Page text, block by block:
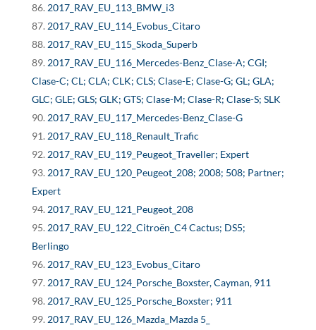
2017_RAV_EU_113_BMW_i3
2017_RAV_EU_114_Evobus_Citaro
2017_RAV_EU_115_Skoda_Superb
2017_RAV_EU_116_Mercedes-Benz_Clase-A; CGI;
Clase-C; CL; CLA; CLK; CLS; Clase-E; Clase-G; GL; GLA;
GLC; GLE; GLS; GLK; GTS; Clase-M; Clase-R; Clase-S; SLK
2017_RAV_EU_117_Mercedes-Benz_Clase-G
2017_RAV_EU_118_Renault_Trafic
2017_RAV_EU_119_Peugeot_Traveller; Expert
2017_RAV_EU_120_Peugeot_208; 2008; 508; Partner;
Expert
2017_RAV_EU_121_Peugeot_208
2017_RAV_EU_122_Citroën_C4 Cactus; DS5;
Berlingo
2017_RAV_EU_123_Evobus_Citaro
2017_RAV_EU_124_Porsche_Boxster, Cayman, 911
2017_RAV_EU_125_Porsche_Boxster; 911
2017_RAV_EU_126_Mazda_Mazda 5_